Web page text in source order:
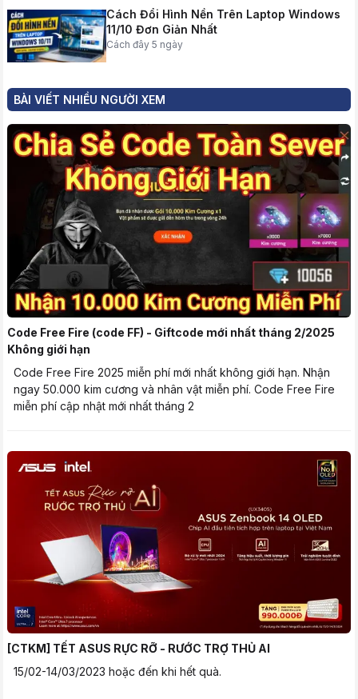
Cách Đổi Hình Nền Trên Laptop Windows
11/10 Đơn Giản Nhất
Cách đây 5 ngày
BÀI VIẾT NHIỀU NGƯỜI XEM
Code Free Fire (code FF) - Giftcode mới nhất tháng 2/2025
Không giới hạn
Code Free Fire 2025 miễn phí mới nhất không giới hạn. Nhận
ngay 50.000 kim cương và nhân vật miễn phí. Code Free Fire
miễn phí cập nhật mới nhất tháng 2
[CTKM] TẾT ASUS RỰC RỠ - RƯỚC TRỢ THỦ AI
15/02-14/03/2023 hoặc đến khi hết quà.